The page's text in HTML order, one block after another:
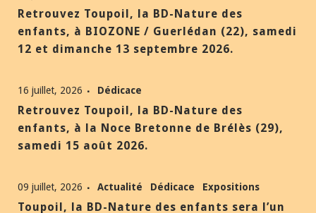
Retrouvez Toupoil, la BD-Nature des
enfants, à BIOZONE / Guerlédan (22), samedi
12 et dimanche 13 septembre 2026.
16 juillet, 2026 Dédicace
Retrouvez Toupoil, la BD-Nature des
enfants, à la Noce Bretonne de Brélès (29),
samedi 15 août 2026.
09 juillet, 2026 Actualité Dédicace Expositions
Toupoil, la BD-Nature des enfants sera l’un